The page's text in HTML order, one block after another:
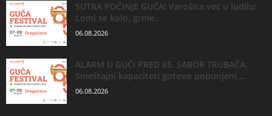
SUTRA POČINJE GUČA! Varošica već u ludilu:
Lomi se kolo, grme...
06.08.2026
ALARM U GUČI PRED 65. SABOR TRUBAČA:
Smeštajni kapaciteti gotovo popunjeni,...
06.08.2026